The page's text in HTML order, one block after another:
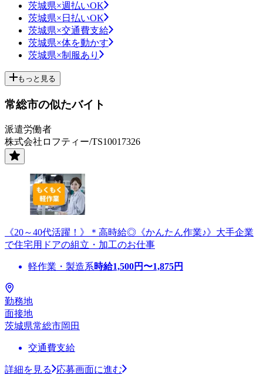
茨城県×週払いOK
茨城県×日払いOK
茨城県×交通費支給
茨城県×体を動かす
茨城県×制服あり
もっと見る
常総市の似たバイト
派遣労働者
株式会社ロフティー/TS10017326
《20～40代活躍！》＊高時給◎《かんたん作業♪》大手企業
で住宅用ドアの組立・加工のお仕事
軽作業・製造系時給1,500円〜1,875円
勤務地
面接地
茨城県常総市岡田
交通費支給
詳細を見る
応募画面に進む